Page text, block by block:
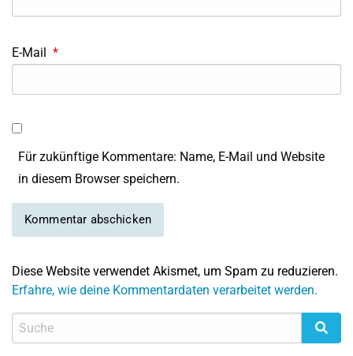
E-Mail *
Für zukünftige Kommentare: Name, E-Mail und Website
in diesem Browser speichern.
Diese Website verwendet Akismet, um Spam zu reduzieren.
Erfahre, wie deine Kommentardaten verarbeitet werden.